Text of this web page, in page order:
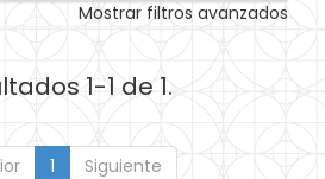
Mostrar filtros avanzados
1-1 de 1.
1 Siguiente